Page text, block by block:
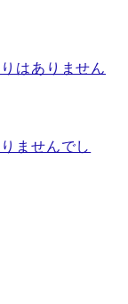
はありません
ませんでし